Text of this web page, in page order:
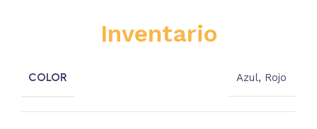
Inventario
COLOR Azul, Rojo